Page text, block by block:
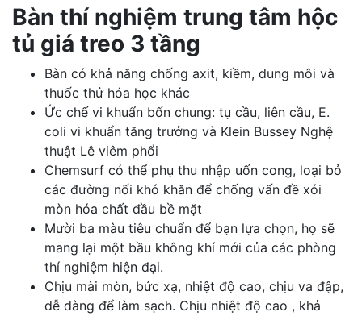
Bàn thí nghiệm trung tâm hộc
tủ giá treo 3 tầng
Bàn có khả năng chống axit, kiềm, dung môi và
thuốc thử hóa học khác
Ức chế vi khuẩn bốn chung: tụ cầu, liên cầu, E.
coli vi khuẩn tăng trưởng và Klein Bussey Nghệ
thuật Lê viêm phổi
Chemsurf có thể phụ thu nhập uốn cong, loại bỏ
các đường nối khó khăn để chống vấn đề xói
mòn hóa chất đầu bề mặt
Mười ba màu tiêu chuẩn để bạn lựa chọn, họ sẽ
mang lại một bầu không khí mới của các phòng
thí nghiệm hiện đại.
Chịu mài mòn, bức xạ, nhiệt độ cao, chịu va đập,
dễ dàng để làm sạch. Chịu nhiệt độ cao , khả